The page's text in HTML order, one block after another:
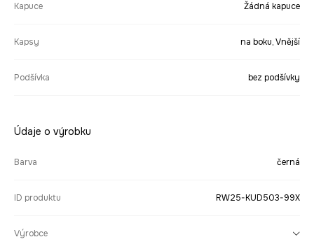
Kapuce Žádná kapuce
Kapsy na boku, Vnější
Podšívka bez podšívky
Údaje o výrobku
Barva černá
ID produktu RW25-KUD503-99X
Výrobce